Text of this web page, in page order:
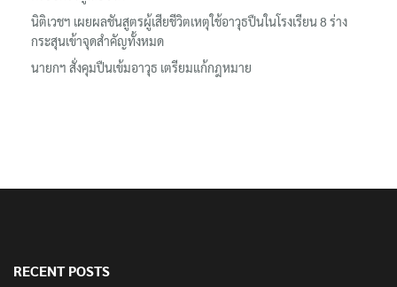
‘แม่เด็ก 14’ ยกมือไหว้ขอโทษทั้งน้ำตาและแสดงความเสียใจกับ
ครอบครัวผู้เสียชีวิต
นิติเวชฯ เผยผลชันสูตรผู้เสียชีวิตเหตุใช้อาวุธปืนในโรงเรียน 8 ร่าง
กระสุนเข้าจุดสำคัญทั้งหมด